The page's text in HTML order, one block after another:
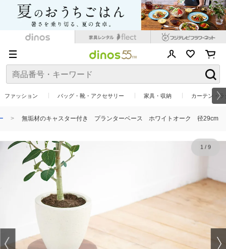
ファッション バッグ・靴・アクセサリー 家具・収納 カーテン・
無垢材のキャスター付き プランターベース ホワイトオーク 径29cm
1/ 9